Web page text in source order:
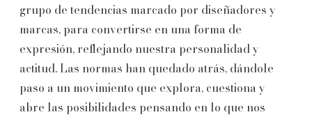
grupo de tendencias marcado por diseñadores y
marcas, para convertirse en una forma de
expresión, reflejando nuestra personalidad y
actitud. Las normas han quedado atrás, dándole
paso a un movimiento que explora, cuestiona y
abre las posibilidades pensando en lo que nos